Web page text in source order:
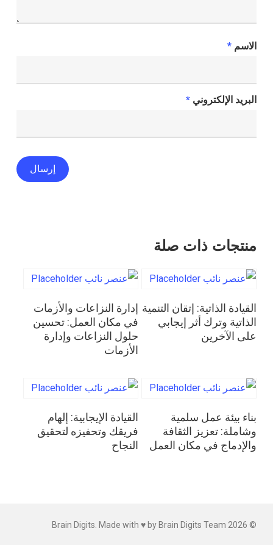
الاسم *
البريد الإلكتروني *
منتجات ذات صلة
قراءة المزيد
القيادة الذاتية: إتقان التنمية
الذاتية وترك أثر إيجابي
على الآخرين
قراءة المزيد
إدارة النزاعات والأزمات
في مكان العمل: تحسين
حلول النزاعات وإدارة
الأزمات
قراءة المزيد
بناء بيئة عمل سلمية
وشاملة: تعزيز الثقافة
والإدماج في مكان العمل
قراءة المزيد
القيادة الإيجابية: إلهام
فريقك وتحفيزه لتحقيق
النجاح
© 2026 Brain Digits. Made with ♥ by Brain Digits Team